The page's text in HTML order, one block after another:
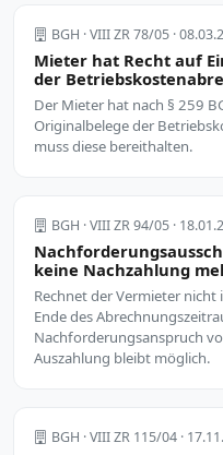
BGH · VIII ZR 78/05 ·
Mieter hat Recht auf
der
Der Mieter hat nach § 259
Originalbelege der
muss diese bereithalten.
BGH · VIII ZR 94/05 ·
keine Nachzahlung
Rechnet der Vermieter
Ende des
Nachforderungsanspruch
Auszahlung bleibt möglich.
BGH · VIII ZR 115/04 ·